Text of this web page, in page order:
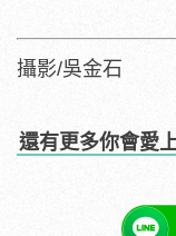
攝影/吳金石
還有更多你會愛